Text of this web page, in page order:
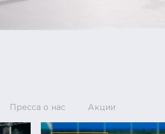
Пресса о нас Акции